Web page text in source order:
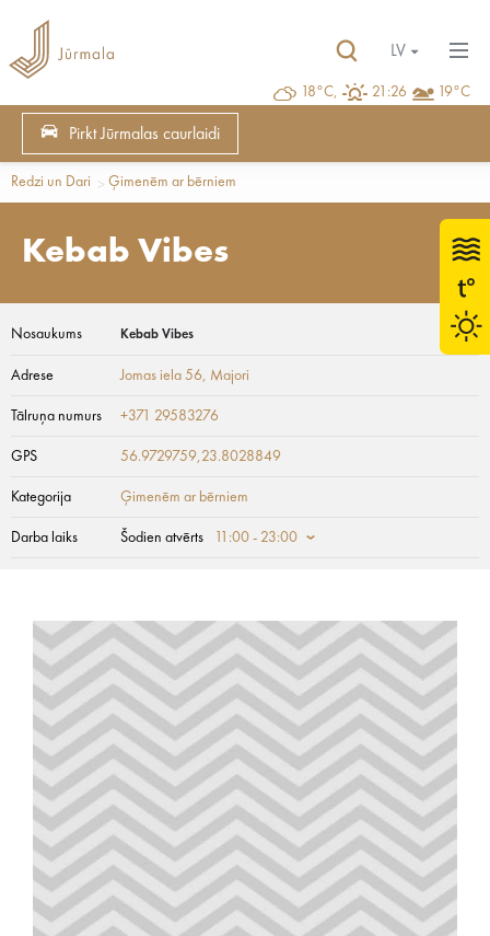
18°C, 21:26 19°C
LV
Pirkt Jūrmalas caurlaidi
Redzi un Dari Ģimenēm ar bērniem
Kebab Vibes
Nosaukums Kebab Vibes
Adrese Jomas iela 56, Majori
Tālruņa numurs +371 29583276
GPS 56.9729759,23.8028849
Kategorija Ģimenēm ar bērniem
Darba laiks Šodien atvērts 11:00 - 23:00